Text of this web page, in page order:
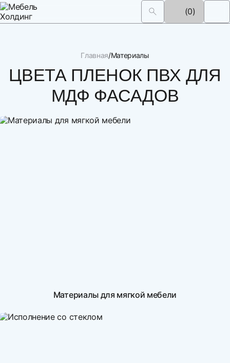
(0)
Главная Материалы
ЦВЕТА ПЛЕНОК ПВХ ДЛЯ
МДФ ФАСАДОВ
Материалы для мягкой мебели